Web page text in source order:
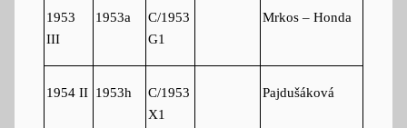
1953
III
1953a
C/1953
G1
Mrkos – Honda
1954 II 1953h
C/1953
X1
Pajdušáková